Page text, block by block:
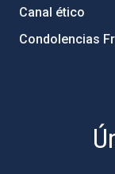
Canal ético
Condolencias